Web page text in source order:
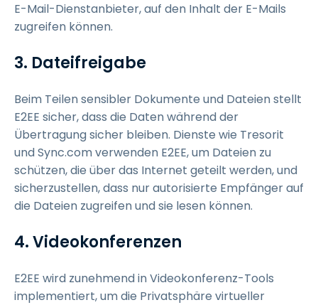
E-Mail-Dienstanbieter, auf den Inhalt der E-Mails
zugreifen können.
3. Dateifreigabe
Beim Teilen sensibler Dokumente und Dateien stellt
E2EE sicher, dass die Daten während der
Übertragung sicher bleiben. Dienste wie Tresorit
und Sync.com verwenden E2EE, um Dateien zu
schützen, die über das Internet geteilt werden, und
sicherzustellen, dass nur autorisierte Empfänger auf
die Dateien zugreifen und sie lesen können.
4. Videokonferenzen
E2EE wird zunehmend in Videokonferenz-Tools
implementiert, um die Privatsphäre virtueller